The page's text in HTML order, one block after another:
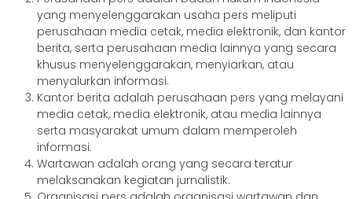
yang menyelenggarakan usaha pers meliputi
perusahaan media cetak, media elektronik, dan kantor
berita, serta perusahaan media lainnya yang secara
khusus menyelenggarakan, menyiarkan, atau
menyalurkan informasi.
Kantor berita adalah perusahaan pers yang melayani
media cetak, media elektronik, atau media lainnya
serta masyarakat umum dalam memperoleh
informasi.
Wartawan adalah orang yang secara teratur
melaksanakan kegiatan jurnalistik.